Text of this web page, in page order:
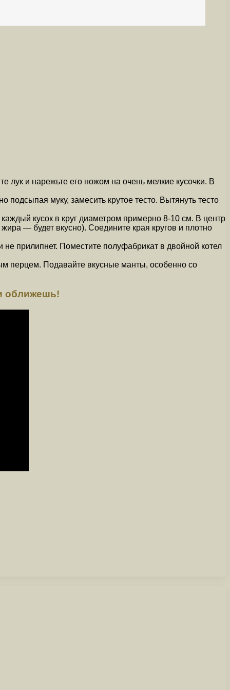
лук и нарежьте его ножом на очень мелкие кусочки. В
подсыпая муку, замесить крутое тесто. Вытянуть тесто
кусок в круг диаметром примерно 8-10 см. В центр
— будет вкусно). Соедините края кругов и плотно
прилипнет. Поместите полуфабрикат в двойной котел
перцем. Подавайте вкусные манты, особенно со
оближешь!